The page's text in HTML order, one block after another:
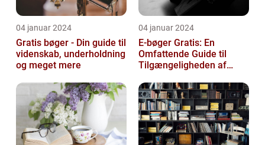
04 januar 2024
Gratis bøger - Din guide til
videnskab, underholdning
og meget mere
04 januar 2024
E-bøger Gratis: En
Omfattende Guide til
Tilgængeligheden af